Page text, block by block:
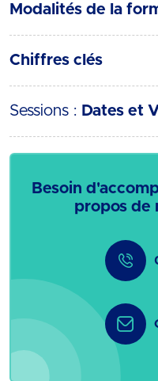
Modalités de la
Chiffres clés
Sessions : Dates et
Besoin
propos de